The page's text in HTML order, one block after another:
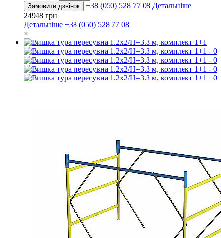
Замовити дзвінок +38 (050) 528 77 08 Детальніше
24948 грн
Детальніше +38 (050) 528 77 08
×